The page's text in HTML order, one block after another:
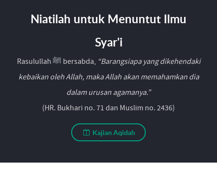
Niatilah untuk Menuntut Ilmu
Syar'i
Rasulullah ﷺ bersabda, “Barangsiapa yang dikehendaki
kebaikan oleh Allah, maka Allah akan memahamkan dia
dalam urusan agamanya.”
(HR. Bukhari no. 71 dan Muslim no. 2436)
Kajian Aqidah